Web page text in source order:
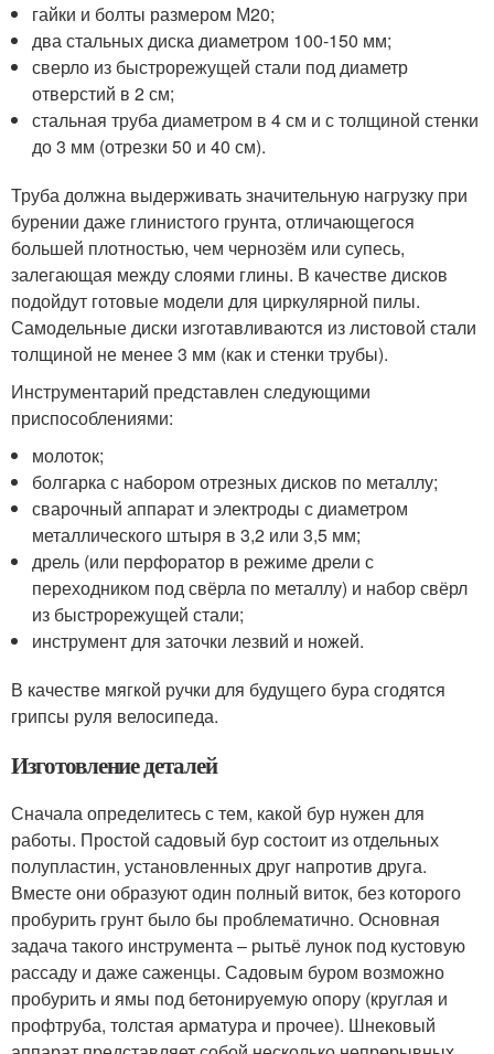
гайки и болты размером М20;
два стальных диска диаметром 100-150 мм;
сверло из быстрорежущей стали под диаметр
отверстий в 2 см;
стальная труба диаметром в 4 см и с толщиной стенки
до 3 мм (отрезки 50 и 40 см).
Труба должна выдерживать значительную нагрузку при
бурении даже глинистого грунта, отличающегося
большей плотностью, чем чернозём или супесь,
залегающая между слоями глины. В качестве дисков
подойдут готовые модели для циркулярной пилы.
Самодельные диски изготавливаются из листовой стали
толщиной не менее 3 мм (как и стенки трубы).
Инструментарий представлен следующими
приспособлениями:
молоток;
болгарка с набором отрезных дисков по металлу;
сварочный аппарат и электроды с диаметром
металлического штыря в 3,2 или 3,5 мм;
дрель (или перфоратор в режиме дрели с
переходником под свёрла по металлу) и набор свёрл
из быстрорежущей стали;
инструмент для заточки лезвий и ножей.
В качестве мягкой ручки для будущего бура сгодятся
грипсы руля велосипеда.
Изготовление деталей
Сначала определитесь с тем, какой бур нужен для
работы. Простой садовый бур состоит из отдельных
полупластин, установленных друг напротив друга.
Вместе они образуют один полный виток, без которого
пробурить грунт было бы проблематично. Основная
задача такого инструмента – рытьё лунок под кустовую
рассаду и даже саженцы. Садовым буром возможно
пробурить и ямы под бетонируемую опору (круглая и
профтруба, толстая арматура и прочее). Шнековый